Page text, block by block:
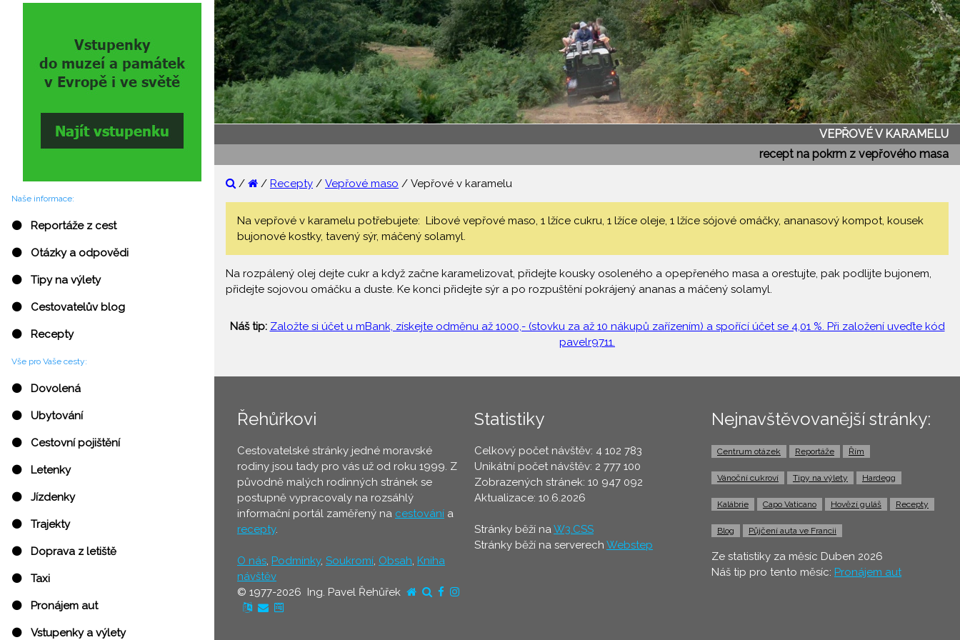
Naše informace:
⚫ Reportáže z cest
⚫ Otázky a odpovědi
⚫ Tipy na výlety
⚫ Cestovatelův blog
⚫ Recepty
Vše pro Vaše cesty:
⚫ Dovolená
⚫ Ubytování
⚫ Cestovní pojištění
⚫ Letenky
⚫ Jízdenky
⚫ Trajekty
⚫ Doprava z letiště
⚫ Taxi
⚫ Pronájem aut
⚫ Vstupenky a výlety
VEPŘOVÉ V KARAMELU
recept na pokrm z vepřového masa
/ / Recepty / Vepřové maso / Vepřové v karamelu
Na vepřové v karamelu potřebujete: Libové vepřové maso, 1 lžíce cukru, 1 lžíce oleje, 1 lžíce sójové omáčky, ananasový kompot, kousek
bujonové kostky, tavený sýr, máčený solamyl.
Na rozpálený olej dejte cukr a když začne karamelizovat, přidejte kousky osoleného a opepřeného masa a orestujte, pak podlijte bujonem,
přidejte sojovou omáčku a duste. Ke konci přidejte sýr a po rozpuštění pokrájený ananas a máčený solamyl.
Náš tip: Založte si účet u mBank, získejte odměnu až 1000,- (stovku za až 10 nákupů zařízením) a spořící účet se 4,01 %. Při založení uveďte kód
pavelr9711.
Řehůřkovi
Cestovatelské stránky jedné moravské
rodiny jsou tady pro vás už od roku 1999. Z
původně malých rodinných stránek se
postupně vypracovaly na rozsáhlý
informační portál zaměřený na cestování a
recepty.
O nás, Podmínky, Soukromí, Obsah, Kniha
návštěv
© 1977-2026 Ing. Pavel Řehůřek
Statistiky
Celkový počet návštěv: 4 102 783
Unikátní počet návštěv: 2 777 100
Zobrazených stránek: 10 947 092
Aktualizace: 10.6.2026
Stránky běží naW3.CSS
Stránky běží na serverech Webstep
Nejnavštěvovanější stránky:
Centrum otázek Reportáže Řím
Vánoční cukroví Tipy na výlety Hardegg
Kalábrie Capo Vaticano Hovězí guláš Recepty
Blog Půjčení auta ve Francii
Ze statistiky za měsíc Duben 2026
Náš tip pro tento měsíc: Pronájem aut